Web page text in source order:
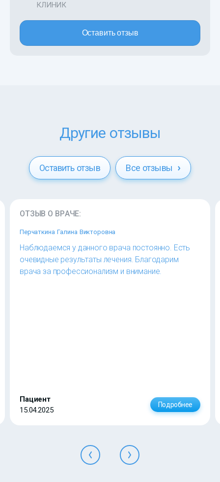
КЛИНИК
Оставить отзыв
Другие отзывы
Оставить отзыв Все отзывы
ОТЗЫВ О ВРАЧЕ:
Перчаткина Галина Викторовна
Наблюдаемся у данного врача постоянно. Есть
очевидные результаты лечения. Благодарим
врача за профессионализм и внимание.
Пациент
15.04.2025
Подробнее